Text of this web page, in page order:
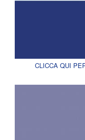
CLICCA QUI